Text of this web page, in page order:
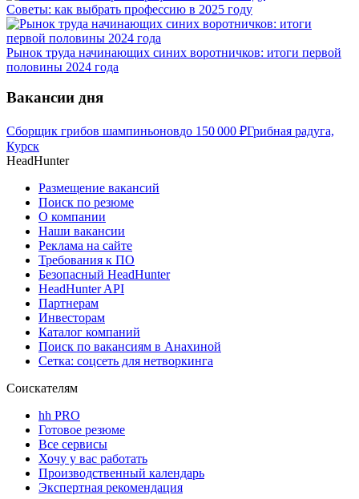
Советы: как выбрать профессию в 2025 году
Рынок труда начинающих синих воротничков: итоги первой
половины 2024 года
Вакансии дня
Сборщик грибов шампиньоновдо 150 000 ₽Грибная радуга,
Курск
HeadHunter
Размещение вакансий
Поиск по резюме
О компании
Наши вакансии
Реклама на сайте
Требования к ПО
Безопасный HeadHunter
HeadHunter API
Партнерам
Инвесторам
Каталог компаний
Поиск по вакансиям в Анахиной
Сетка: соцсеть для нетворкинга
Соискателям
hh PRO
Готовое резюме
Все сервисы
Хочу у вас работать
Производственный календарь
Экспертная рекомендация